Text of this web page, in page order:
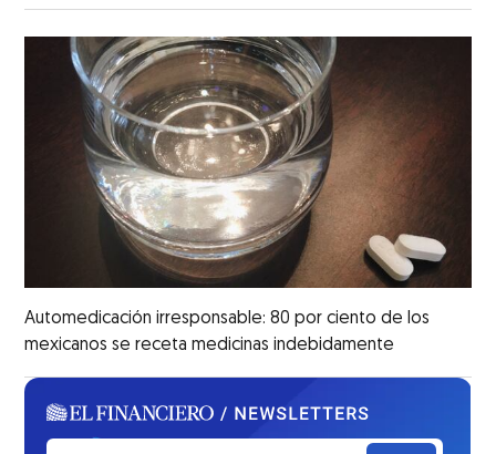
Automedicación irresponsable: 80 por ciento de los
mexicanos se receta medicinas indebidamente